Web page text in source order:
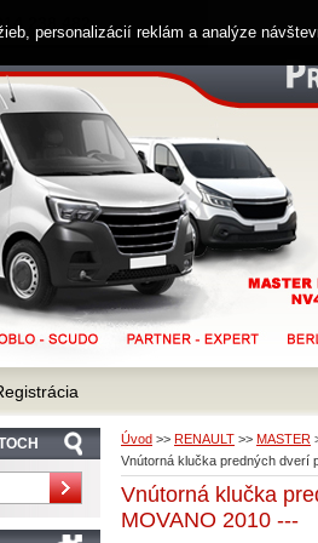
Úvod >> RENAULT >> MASTER
Vnútorná klučka predných dverí
Vnútorná klučka
MOVANO 2010 ---
238 482
personalizácií reklám a analýze